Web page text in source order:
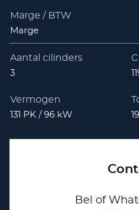
Marge / BTW
Marge
Aantal cilinders
3
Vermogen
131 PK / 96 kW
Bel of